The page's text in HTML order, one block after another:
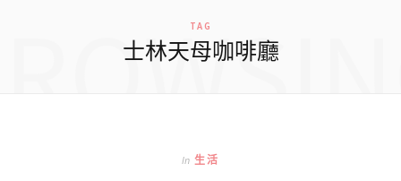
TAG
士林天母咖啡廳
In 生活